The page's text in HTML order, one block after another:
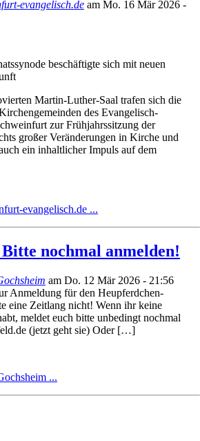
evangelisch.de am Mo. 16 Mär 2026 -
beschäftigte sich mit neuen
Martin-Luther-Saal trafen sich die
des Evangelisch-
zur Frühjahrssitzung der
großer Veränderungen in Kirche und
ein inhaltlicher Impuls auf dem
evangelisch.de ...
nochmal anmelden!
am Do. 12 Mär 2026 - 21:56
Anmeldung für den Heupferdchen-
eine Zeitlang nicht! Wenn ihr keine
meldet euch bitte unbedingt nochmal
(jetzt geht sie) Oder […]
...